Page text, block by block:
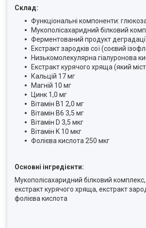
Склад:
Функціональні компоненти:
Мукополісахаридний білковий
Ферментований продукт
Екстракт зародків сої (соєвий
Низькомолекулярна гіалуронова
Екстракт курячого хряща (який
Кальцій 17 мг
Магній 10 мг
Цинк 1,0 мг
Вітамін B1 2,0 мг
Вітамін B6 3,5 мг
Вітамін D 3,5 мкг
Вітамін K 10 мкг
Фолієва кислота 250 мкг
Основні інгредієнти:
Мукополісахаридний білковий
екстракт курячого хряща, екстракт
фолієва кислота